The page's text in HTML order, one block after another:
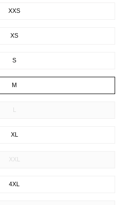
XXS
XS
S
M
L
XL
XXL
4XL